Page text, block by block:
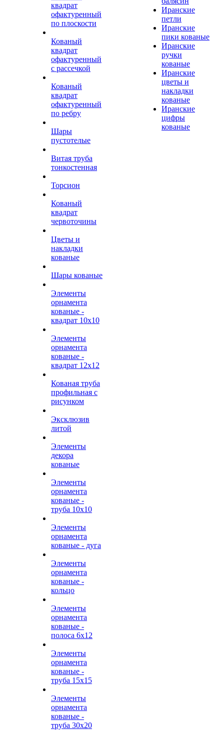
квадрат
офактуренный
по плоскости
Кованый
квадрат
офактуренный
с рассечкой
Кованый
квадрат
офактуренный
по ребру
Шары
пустотелые
Витая труба
тонкостенная
Торсион
Кованый
квадрат
червоточины
Цветы и
накладки
кованые
Шары кованые
Элементы
орнамента
кованые -
квадрат 10х10
Элементы
орнамента
кованые -
квадрат 12х12
Кованая труба
профильная с
рисунком
Эксклюзив
литой
Элементы
декора
кованые
Элементы
орнамента
кованые -
труба 10х10
Элементы
орнамента
кованые - дуга
Элементы
орнамента
кованые -
кольцо
Элементы
орнамента
кованые -
полоса 6х12
Элементы
орнамента
кованые -
труба 15х15
Элементы
орнамента
кованые -
труба 30х20
Иранские
петли
Иранские
пики кованые
Иранские
ручки
кованые
Иранские
цветы и
накладки
кованые
Иранские
цифры
кованые